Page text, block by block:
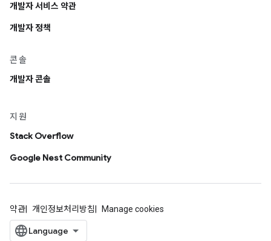
개발자 서비스 약관
개발자 정책
콘솔
개발자 콘솔
지원
Stack Overflow
Google Nest Community
약관 개인정보처리방침 Manage cookies